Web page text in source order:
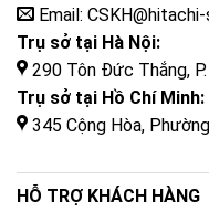
Email:
Trụ sở tại Hà Nội:
290 Tôn Đức Thắng,
Trụ sở tại Hồ Chí Minh:
345 Cộng Hòa,
HỖ TRỢ KHÁCH HÀNG